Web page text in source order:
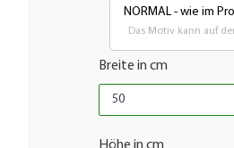
NORMAL - wie im
Das Motiv kann auf
Breite in cm
Höhe in cm